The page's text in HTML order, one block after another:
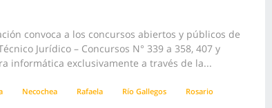
convoca a los concursos abiertos y públicos de
Jurídico – Concursos N° 339 a 358, 407 y
informática exclusivamente a través de la...
Necochea Rafaela Río Gallegos Rosario